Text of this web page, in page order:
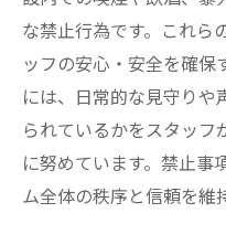
ト
グループホー
入居者の安心
グループホームと
グループホー
い
な禁止行為です。これら
ッフの安心・安全を確保
には、日常的な見守りや
られているかをスタッフ
に努めています。禁止事
ム全体の秩序と信頼を維